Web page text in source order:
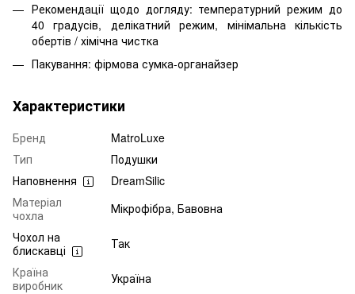
Рекомендації щодо догляду: температурний режим до
40 градусів, делікатний режим, мінімальна кількість
обертів / хімічна чистка
Пакування: фірмова сумка-органайзер
Характеристики
Бренд
MatroLuxe
Тип
Подушки
Наповнення
DreamSilic
Матеріал
чохла
Мікрофібра, Бавовна
Чохол на
блискавці
Так
Країна
виробник
Україна